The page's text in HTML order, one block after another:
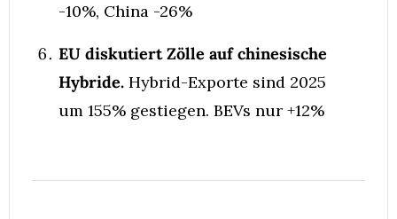
-10%, China -26%
EU diskutiert Zölle auf chinesische
Hybride. Hybrid-Exporte sind 2025
um 155% gestiegen. BEVs nur +12%